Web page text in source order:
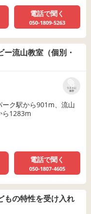
電話で聞く
050-1809-5263
ー流山教室（個別・
リストに
保存
ク駅から901m、流山
ら1283m
電話で聞く
050-1807-4605
もの特性を受け入れ